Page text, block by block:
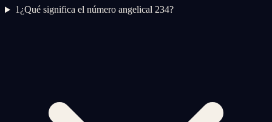
1¿Qué significa el número angelical 234?